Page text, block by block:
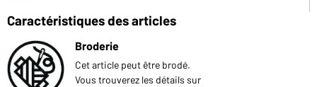
Caractéristiques des articles
Broderie
Cet article peut être brodé.
Vous trouverez les détails sur